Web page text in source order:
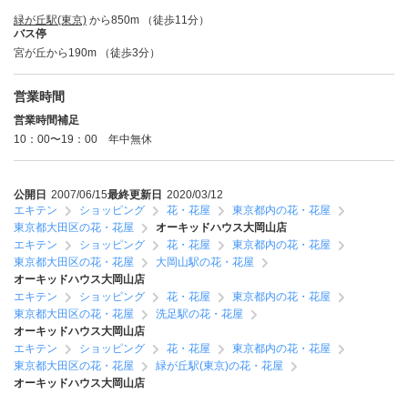
緑が丘駅(東京) から850m （徒歩11分）
バス停
宮が丘から190m （徒歩3分）
営業時間
営業時間補足
10：00〜19：00 年中無休
公開日 2007/06/15最終更新日 2020/03/12
エキテン
ショッピング 花・花屋
東京都内の花・花屋
東京都大田区の花・花屋
オーキッドハウス大岡山店
エキテン
ショッピング 花・花屋
東京都内の花・花屋
東京都大田区の花・花屋
大岡山駅の花・花屋
オーキッドハウス大岡山店
エキテン
ショッピング 花・花屋
東京都内の花・花屋
東京都大田区の花・花屋
洗足駅の花・花屋
オーキッドハウス大岡山店
エキテン
ショッピング 花・花屋
東京都内の花・花屋
東京都大田区の花・花屋
緑が丘駅(東京)の花・花屋
オーキッドハウス大岡山店